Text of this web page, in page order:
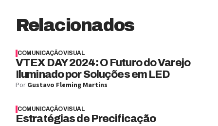
Relacionados
COMUNICAÇÃO VISUAL
VTEX DAY 2024: O Futuro do Varejo
Iluminado por Soluções em LED
Por Gustavo Fleming Martins
COMUNICAÇÃO VISUAL
Estratégias de Precificação